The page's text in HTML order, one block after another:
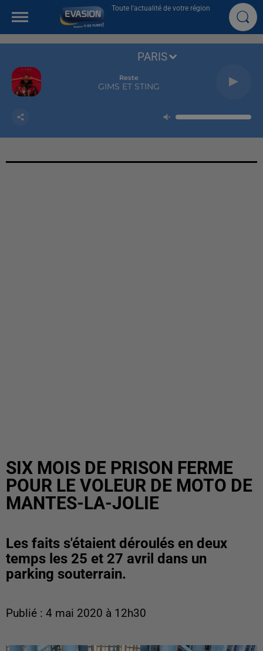
Toute l'actualité de votre région
Reste
GIMS ET STING
PARIS
SIX MOIS DE PRISON FERME
POUR LE VOLEUR DE MOTO DE
MANTES-LA-JOLIE
Les faits s'étaient déroulés en deux
temps les 25 et 27 avril dans un
parking souterrain.
Publié : 4 mai 2020 à 12h30